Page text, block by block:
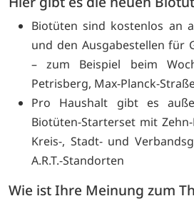
Biotüten sind kostenlos an
und den Ausgabestellen für
– zum Beispiel beim
Petrisberg, Max-Planck-
Pro Haushalt gibt es
Biotüten-Starterset mit
Kreis-, Stadt- und
A.R.T.-Standorten
Wie ist Ihre Meinung zum